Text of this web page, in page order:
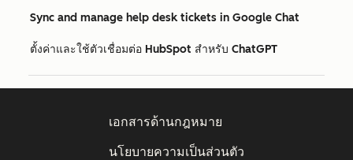
Sync and manage help desk tickets in Google Chat
ตั้งค่าและใช้ตัวเชื่อมต่อ HubSpot สำหรับ ChatGPT
เอกสารด้านกฎหมาย
นโยบายความเป็นส่วนตัว